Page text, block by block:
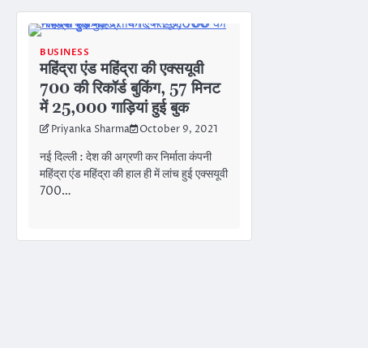
BUSINESS
महिंद्रा एंड महिंद्रा की एक्सयूवी
700 की रिकॉर्ड बुकिंग, 57 मिनट
में 25,000 गाड़ियां हुई बुक
Priyanka Sharma October 9, 2021
नई दिल्ली : देश की अग्रणी कर निर्माता कंपनी
महिंद्रा एंड महिंद्रा की हाल ही में लांच हुई एक्सयूवी
700…